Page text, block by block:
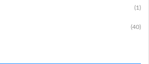
(1)
(40)